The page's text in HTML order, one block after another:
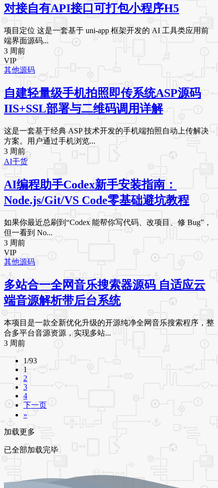
对接自有API接口可打包小程序H5
项目定位 这是一套基于 uni-app 框架开发的 AI 工具类应用前
端界面源码...
3 周前
VIP
其他源码
自建轻量级手机拍照即传系统ASP源码
IIS+SSL部署与二维码调用详解
这是一套基于经典 ASP 技术开发的手机端拍照自动上传解决
方案。用户通过手机浏览...
3 周前
AI干货
AI编程助手Codex新手安装指南：
Node.js/Git/VS Code零基础避坑教程
如果你最近总刷到“Codex 能帮你写代码、改项目、修 Bug”，
但一看到 No...
3 周前
VIP
其他源码
多站合一全网音乐搜索器源码 自适应云
端音源解析带后台系统
本项目是一款全新优化升级的开源纯净全网音乐搜索程序，整
合多平台音源资源，实现多站...
3 周前
1/93
1
2
3
4
下一页
»
加载更多
已全部加载完毕